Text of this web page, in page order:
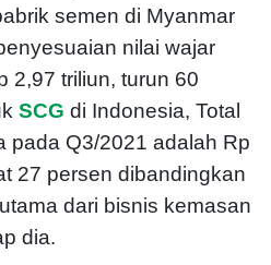
semen di Myanmar
nilai wajar
2,97 triliun, turun 60
SCG di Indonesia, Total
pada Q3/2021 adalah Rp
27 persen dibandingkan
dari bisnis kemasan
dia.